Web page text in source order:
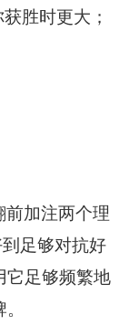
胜时更大；
前加注两个理
足够对抗好
它足够频繁地